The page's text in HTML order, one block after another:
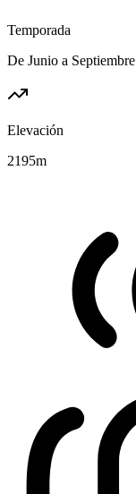
Temporada
De Junio a Septiembre
Elevación
2195m